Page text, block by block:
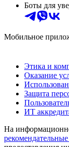
Боты для
Мобильное
Этика и
Оказание
Защита
ИТ
На